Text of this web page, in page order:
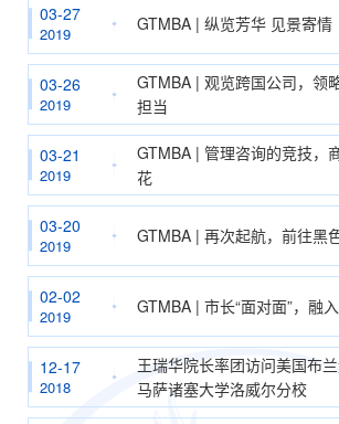
03-27
2019 GTMBA | 纵览芳华 见景寄情
03-26
2019
GTMBA | 观览跨国公司，领
担当
03-21
2019
GTMBA | 管理咨询的竞技，
花
03-20
2019 GTMBA | 再次起航，前往黑
02-02
2019 GTMBA | 市长“面对面”，融
12-17
2018
王瑞华院长率团访问美国布
马萨诸塞大学洛威尔分校